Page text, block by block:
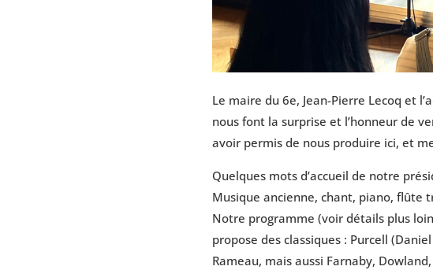
Le maire du 6e, Jean-Pierre Lecoq et
nous font la surprise et l’honneur de
avoir permis de nous produire ici, et
Quelques mots d’accueil de notre
Musique ancienne, chant, piano, flûte
Notre programme (voir détails plus
propose des classiques : Purcell
Rameau, mais aussi Farnaby,